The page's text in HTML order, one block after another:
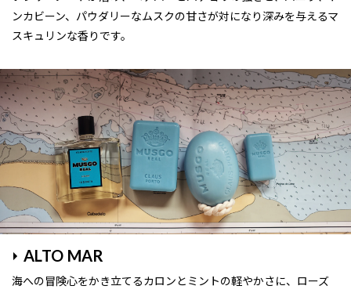
ンカビーン、パウダリーなムスクの甘さが対になり深みを与えるマ
スキュリンな香りです。
ALTO MAR
海への冒険心をかき立てるカロンとミントの軽やかさに、ローズ